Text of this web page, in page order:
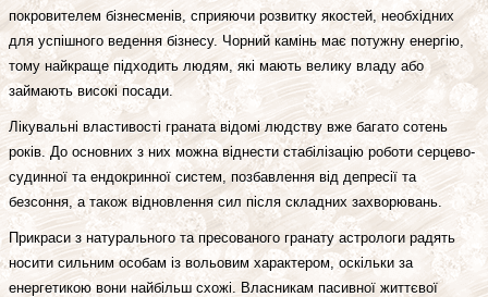
покровителем бізнесменів, сприяючи розвитку якостей, необхідних
для успішного ведення бізнесу. Чорний камінь має потужну енергію,
тому найкраще підходить людям, які мають велику владу або
займають високі посади.
Лікувальні властивості граната відомі людству вже багато сотень
років. До основних з них можна віднести стабілізацію роботи серцево-
судинної та ендокринної систем, позбавлення від депресії та
безсоння, а також відновлення сил після складних захворювань.
Прикраси з натурального та пресованого гранату астрологи радять
носити сильним особам із вольовим характером, оскільки за
енергетикою вони найбільш схожі. Власникам пасивної життєвої